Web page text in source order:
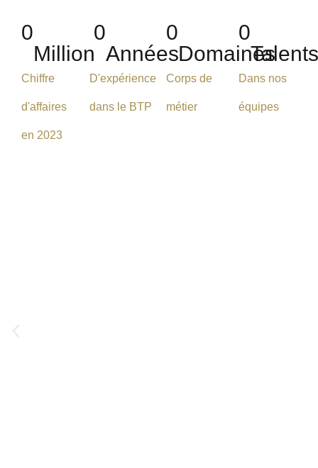
Chiffre
d'affaires
en 2023
0
Million
D'expérience
dans le BTP
0
Années
Corps de
métier
0
Domaines
Dans nos
équipes
0
Talents